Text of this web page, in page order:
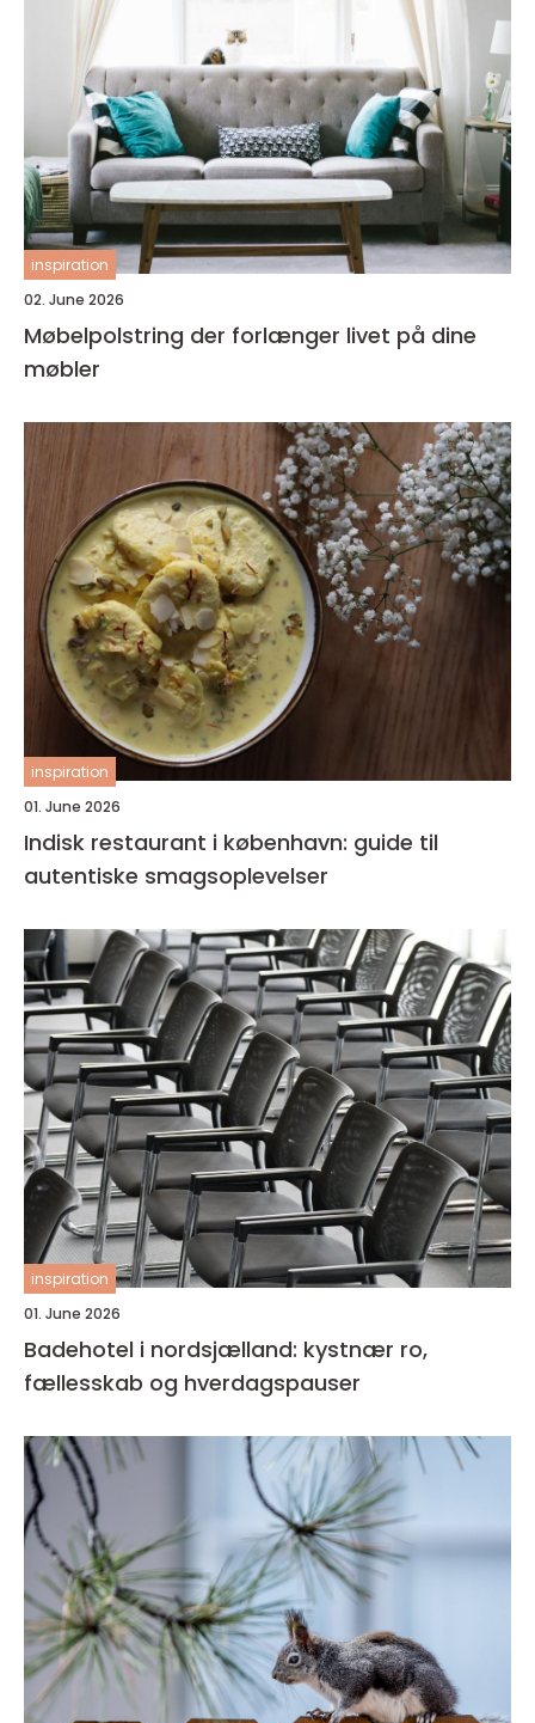
inspiration
02. June 2026
Møbelpolstring der forlænger livet på dine
møbler
inspiration
01. June 2026
Indisk restaurant i københavn: guide til
autentiske smagsoplevelser
inspiration
01. June 2026
Badehotel i nordsjælland: kystnær ro,
fællesskab og hverdagspauser